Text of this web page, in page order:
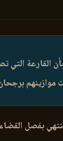
القارعة